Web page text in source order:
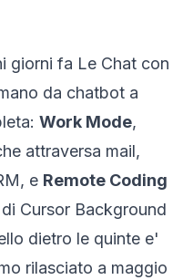
giorni fa Le Chat con
da chatbot a
Work Mode,
attraversa mail,
e Remote Coding
Cursor Background
dietro le quinte e'
rilasciato a maggio